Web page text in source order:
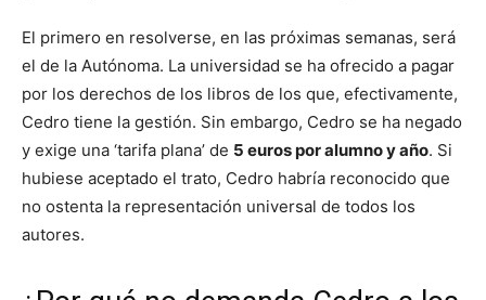
El primero en resolverse, en las próximas semanas, será
el de la Autónoma. La universidad se ha ofrecido a pagar
por los derechos de los libros de los que, efectivamente,
Cedro tiene la gestión. Sin embargo, Cedro se ha negado
y exige una ‘tarifa plana’ de 5 euros por alumno y año. Si
hubiese aceptado el trato, Cedro habría reconocido que
no ostenta la representación universal de todos los
autores.